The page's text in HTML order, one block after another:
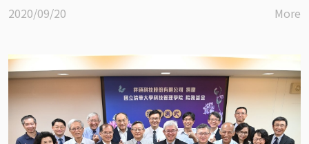
2020/09/20 More